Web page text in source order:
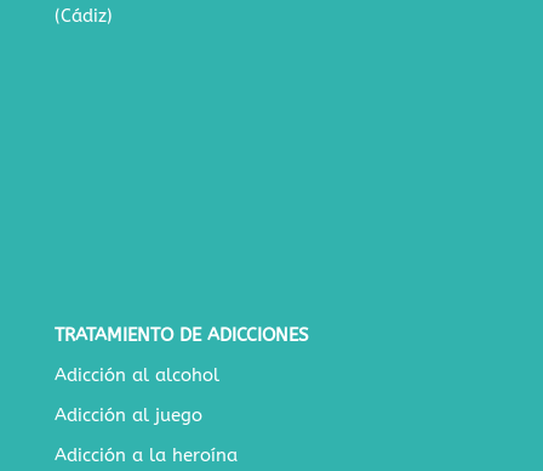
(Cádiz)
TRATAMIENTO DE ADICCIONES
Adicción al alcohol
Adicción al juego
Adicción a la heroína